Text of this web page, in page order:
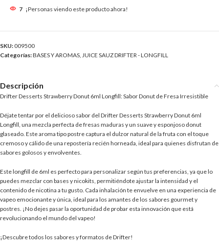
7 ¡Personas viendo este producto ahora!
SKU: 009500
Categorías:BASES Y AROMAS, JUICE SAUZ DRIFTER - LONGFILL
Descripción
Drifter Desserts Strawberry Donut 6ml Longfill: Sabor Donut de Fresa Irresistible
Déjate tentar por el delicioso sabor del Drifter Desserts Strawberry Donut 6ml
Longfill, una mezcla perfecta de fresas maduras y un suave y esponjoso donut
glaseado. Este aroma tipo postre captura el dulzor natural de la fruta con el toque
cremoso y cálido de una repostería recién horneada, ideal para quienes disfrutan de
sabores golosos y envolventes.
Este longfill de 6ml es perfecto para personalizar según tus preferencias, ya que lo
puedes mezclar con bases y nicokits, permitiéndote ajustar la intensidad y el
contenido de nicotina a tu gusto. Cada inhalación te envuelve en una experiencia de
vapeo emocionante y única, ideal para los amantes de los sabores gourmet y
postres. ¡No dejes pasar la oportunidad de probar esta innovación que está
revolucionando el mundo del vapeo!
¡Descubre todos los sabores y formatos de Drifter!